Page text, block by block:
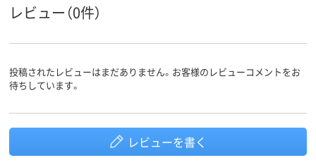
レビュー（0件）
投稿されたレビューはまだありません。お客様のレビューコメントをお
待ちしています。
レビューを書く